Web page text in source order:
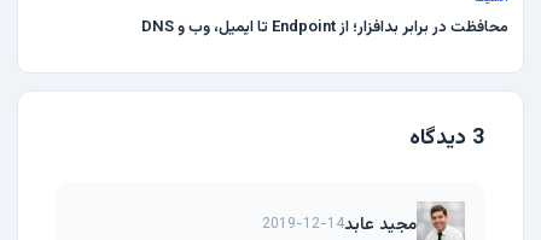
محافظت در برابر بدافزار؛ از Endpoint تا ایمیل، وب و DNS
3 دیدگاه
مجید عابد2019-12-14